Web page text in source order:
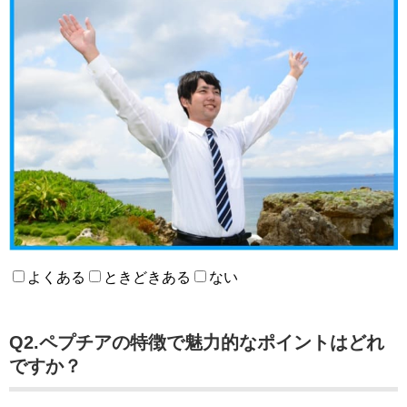
よくある ときどきある ない
Q2.ペプチアの特徴で魅力的なポイントはどれ
ですか？